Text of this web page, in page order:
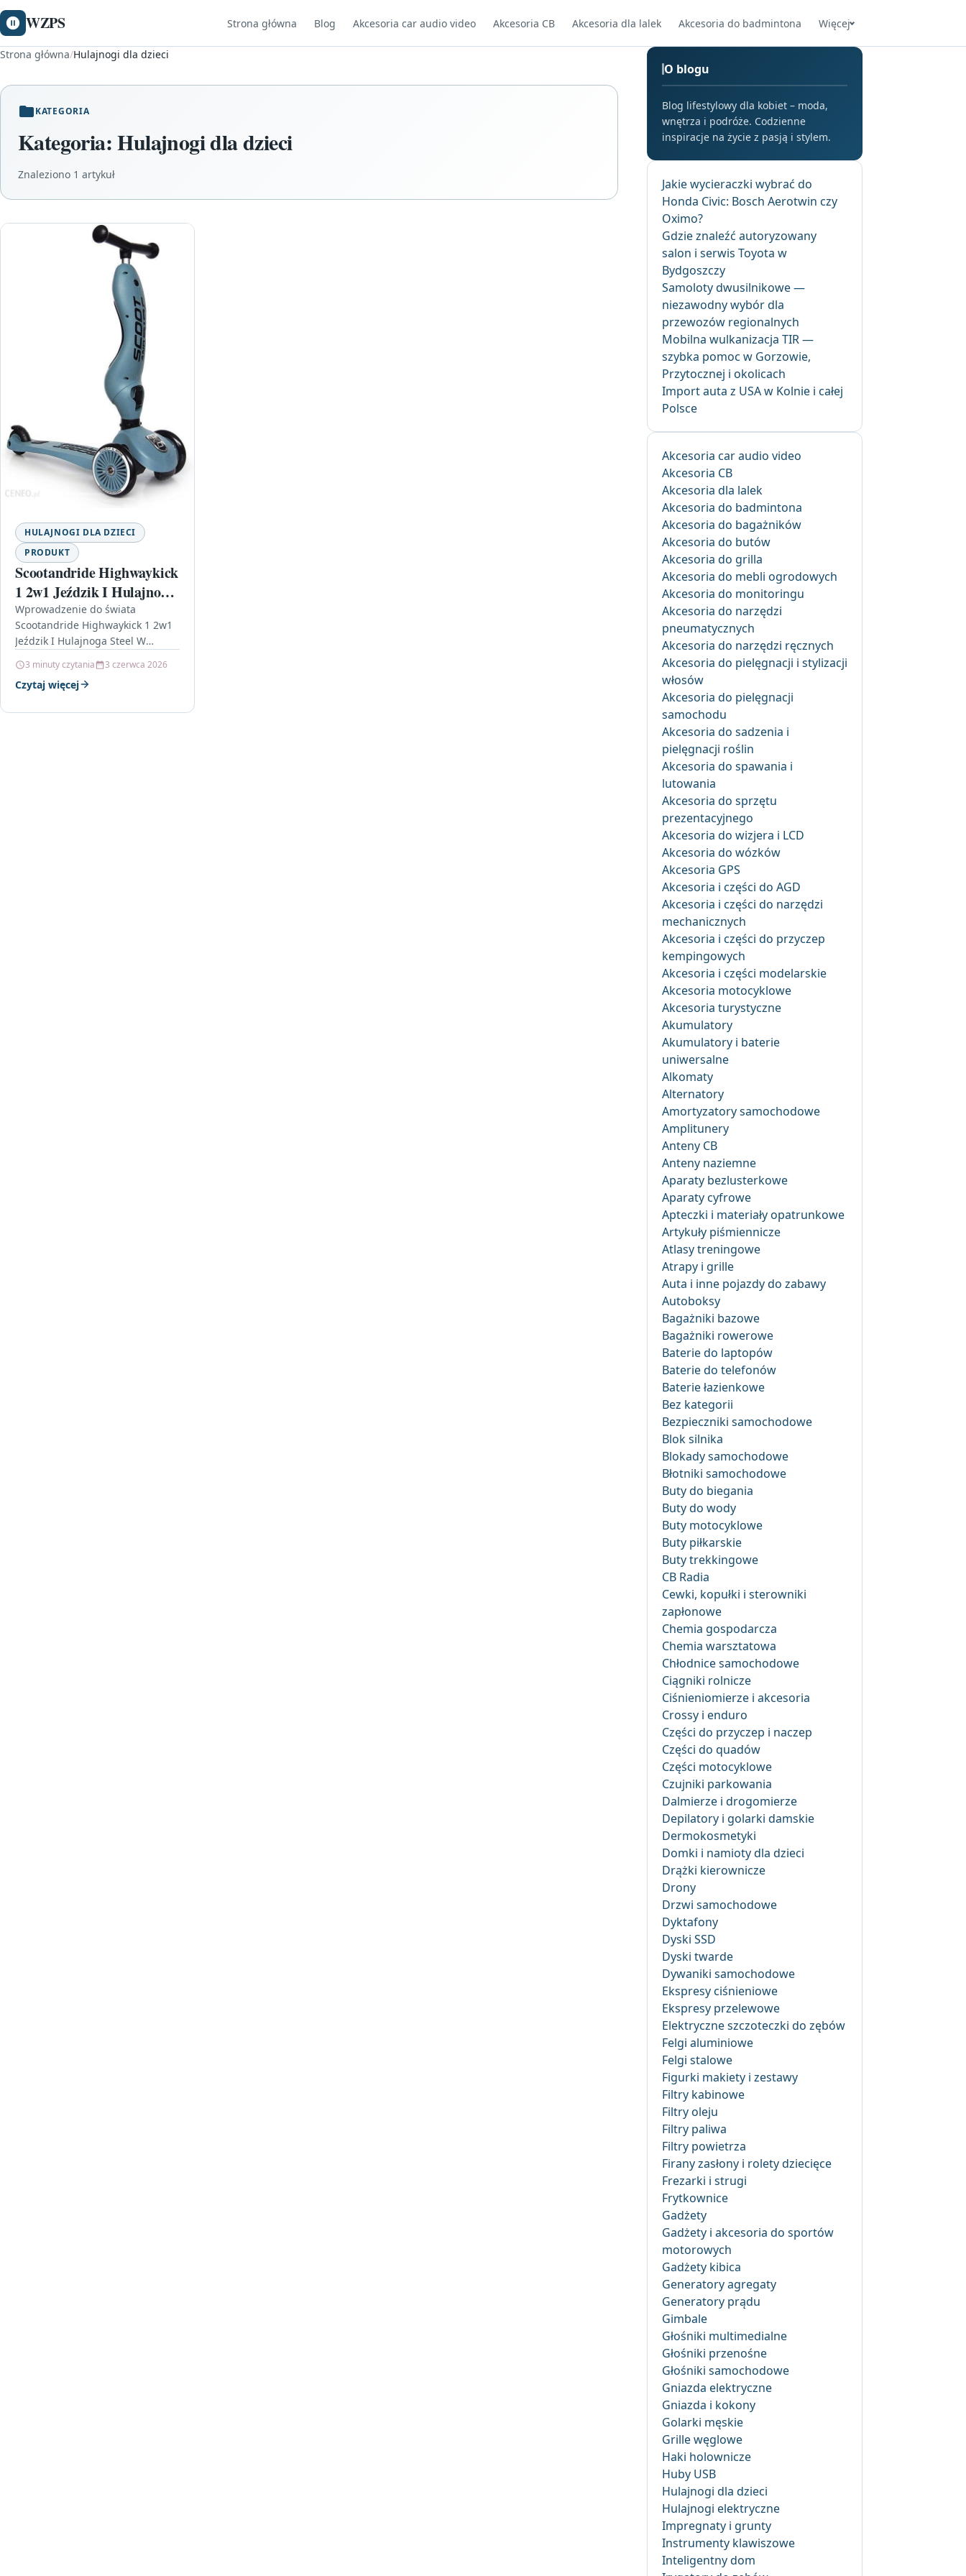
WZPS Strona główna Blog Akcesoria car audio video Akcesoria CB Akcesoria dla lalek Akcesoria do badmintona Więcej
Strona główna/Hulajnogi dla dzieci
KATEGORIA
Kategoria:Hulajnogi dla dzieci
Znaleziono 1 artykuł
HULAJNOGI DLA DZIECI
PRODUKT
Scootandride Highwaykick
1 2w1 Jeździk I Hulajnoga
Steel
Wprowadzenie do świata
Scootandride Highwaykick 1 2w1
Jeździk I Hulajnoga Steel W
dla naszych najmłodszych, często
stajemy przed wyzwaniem
3 minuty czytania 3 czerwca 2026
Czytaj więcej
O blogu
Blog lifestylowy dla kobiet – moda,
wnętrza i podróże. Codzienne
inspiracje na życie z pasją i stylem.
Jakie wycieraczki wybrać do
Honda Civic: Bosch Aerotwin czy
Oximo?
Gdzie znaleźć autoryzowany
salon i serwis Toyota w
Bydgoszczy
Samoloty dwusilnikowe —
niezawodny wybór dla
przewozów regionalnych
Mobilna wulkanizacja TIR —
szybka pomoc w Gorzowie,
Przytocznej i okolicach
Import auta z USA w Kolnie i całej
Polsce
Akcesoria car audio video
Akcesoria CB
Akcesoria dla lalek
Akcesoria do badmintona
Akcesoria do bagażników
Akcesoria do butów
Akcesoria do grilla
Akcesoria do mebli ogrodowych
Akcesoria do monitoringu
Akcesoria do narzędzi
pneumatycznych
Akcesoria do narzędzi ręcznych
Akcesoria do pielęgnacji i stylizacji
włosów
Akcesoria do pielęgnacji
samochodu
Akcesoria do sadzenia i
pielęgnacji roślin
Akcesoria do spawania i
lutowania
Akcesoria do sprzętu
prezentacyjnego
Akcesoria do wizjera i LCD
Akcesoria do wózków
Akcesoria GPS
Akcesoria i części do AGD
Akcesoria i części do narzędzi
mechanicznych
Akcesoria i części do przyczep
kempingowych
Akcesoria i części modelarskie
Akcesoria motocyklowe
Akcesoria turystyczne
Akumulatory
Akumulatory i baterie
uniwersalne
Alkomaty
Alternatory
Amortyzatory samochodowe
Amplitunery
Anteny CB
Anteny naziemne
Aparaty bezlusterkowe
Aparaty cyfrowe
Apteczki i materiały opatrunkowe
Artykuły piśmiennicze
Atlasy treningowe
Atrapy i grille
Auta i inne pojazdy do zabawy
Autoboksy
Bagażniki bazowe
Bagażniki rowerowe
Baterie do laptopów
Baterie do telefonów
Baterie łazienkowe
Bez kategorii
Bezpieczniki samochodowe
Blok silnika
Blokady samochodowe
Błotniki samochodowe
Buty do biegania
Buty do wody
Buty motocyklowe
Buty piłkarskie
Buty trekkingowe
CB Radia
Cewki, kopułki i sterowniki
zapłonowe
Chemia gospodarcza
Chemia warsztatowa
Chłodnice samochodowe
Ciągniki rolnicze
Ciśnieniomierze i akcesoria
Crossy i enduro
Części do przyczep i naczep
Części do quadów
Części motocyklowe
Czujniki parkowania
Dalmierze i drogomierze
Depilatory i golarki damskie
Dermokosmetyki
Domki i namioty dla dzieci
Drążki kierownicze
Drony
Drzwi samochodowe
Dyktafony
Dyski SSD
Dyski twarde
Dywaniki samochodowe
Ekspresy ciśnieniowe
Ekspresy przelewowe
Elektryczne szczoteczki do zębów
Felgi aluminiowe
Felgi stalowe
Figurki makiety i zestawy
Filtry kabinowe
Filtry oleju
Filtry paliwa
Filtry powietrza
Firany zasłony i rolety dziecięce
Frezarki i strugi
Frytkownice
Gadżety
Gadżety i akcesoria do sportów
motorowych
Gadżety kibica
Generatory agregaty
Generatory prądu
Gimbale
Głośniki multimedialne
Głośniki przenośne
Głośniki samochodowe
Gniazda elektryczne
Gniazda i kokony
Golarki męskie
Grille węglowe
Haki holownicze
Huby USB
Hulajnogi dla dzieci
Hulajnogi elektryczne
Impregnaty i grunty
Instrumenty klawiszowe
Inteligentny dom